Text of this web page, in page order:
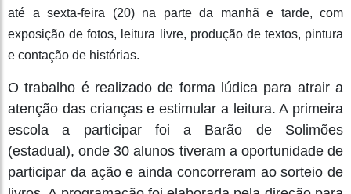
até a sexta-feira (20) na parte da manhã e tarde, com
exposição de fotos, leitura livre, produção de textos, pintura
e contação de histórias.
O trabalho é realizado de forma lúdica para atrair a
atenção das crianças e estimular a leitura. A primeira
escola a participar foi a Barão de Solimões
(estadual), onde 30 alunos tiveram a oportunidade de
participar da ação e ainda concorreram ao sorteio de